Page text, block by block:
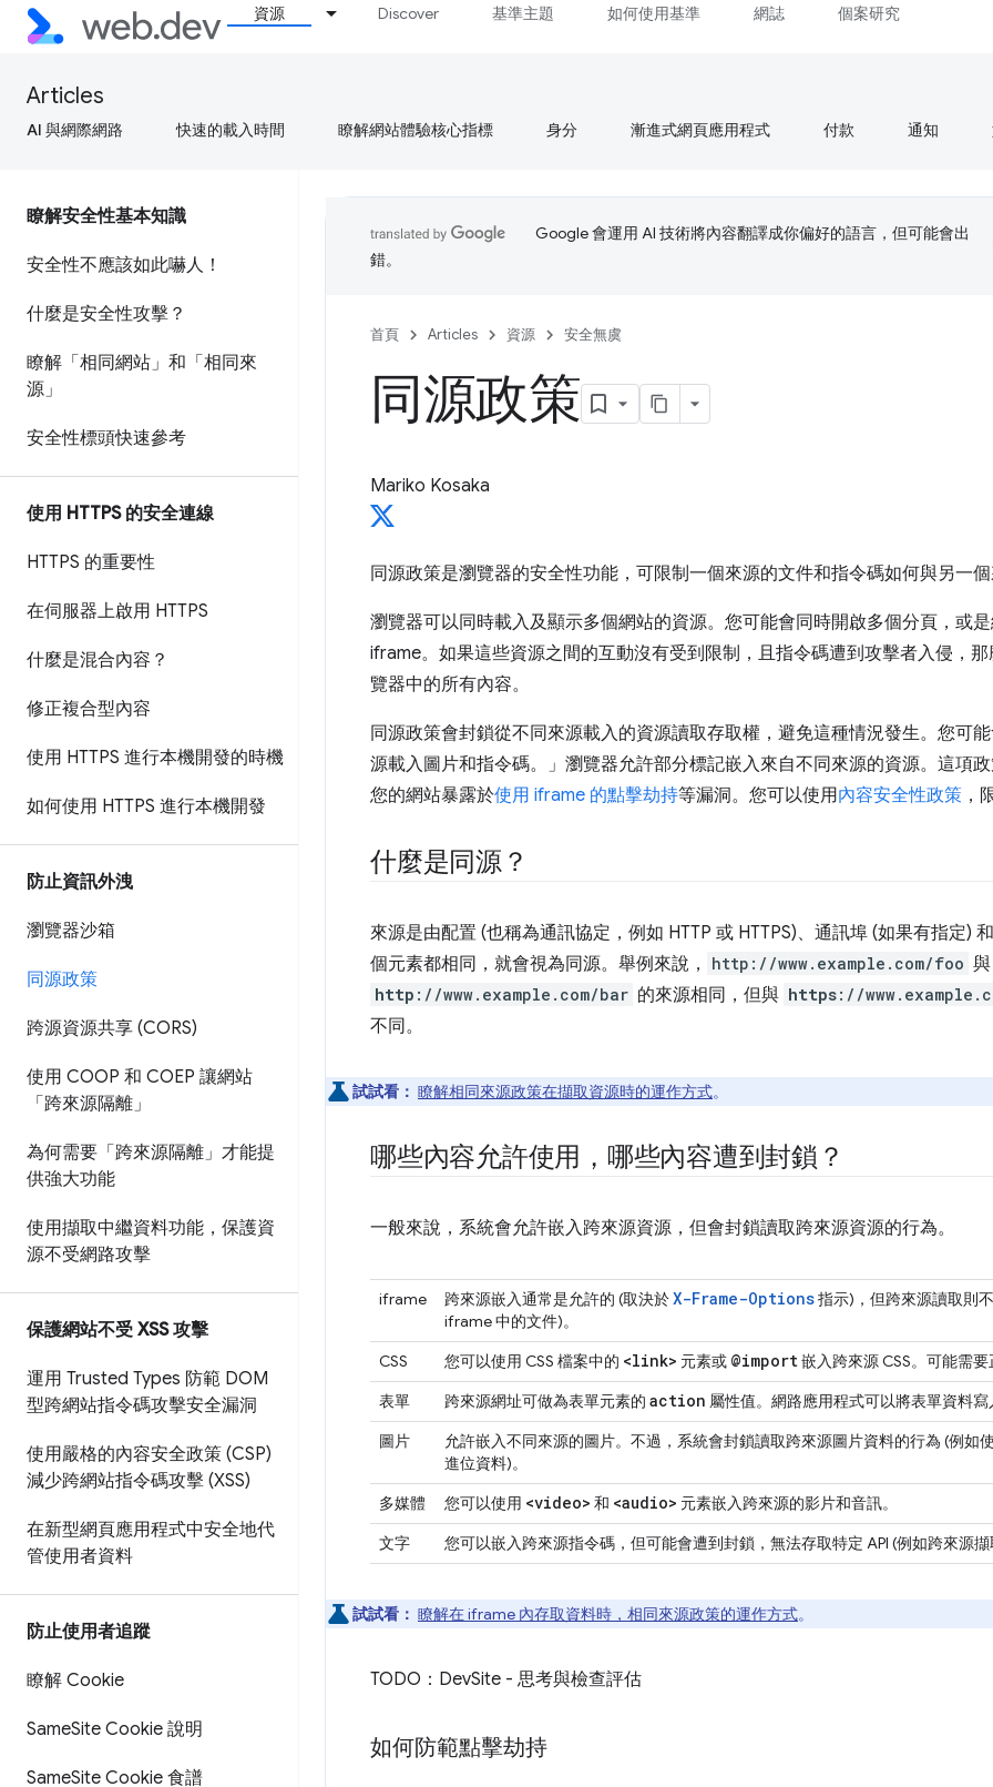
資源 Discover 基準主題 如何使用基準 網誌 個案研究
Articles
AI 與網際網路 快速的載入時間 瞭解網站體驗核心指標 身分 漸進式網頁應用程式 付款 通知
瞭解安全性基本知識
安全性不應該如此嚇人！
什麼是安全性攻擊？
瞭解「相同網站」和「相同來
源」
安全性標頭快速參考
使用 HTTPS 的安全連線
HTTPS 的重要性
在伺服器上啟用 HTTPS
什麼是混合內容？
修正複合型內容
使用 HTTPS 進行本機開發的時機
如何使用 HTTPS 進行本機開發
防止資訊外洩
瀏覽器沙箱
同源政策
跨源資源共享 (CORS)
使用 COOP 和 COEP 讓網站
「跨來源隔離」
為何需要「跨來源隔離」才能提
供強大功能
使用擷取中繼資料功能，保護資
源不受網路攻擊
保護網站不受 XSS 攻擊
運用 Trusted Types 防範 DOM
型跨網站指令碼攻擊安全漏洞
使用嚴格的內容安全政策 (CSP)
減少跨網站指令碼攻擊 (XSS)
在新型網頁應用程式中安全地代
管使用者資料
防止使用者追蹤
瞭解 Cookie
SameSite Cookie 說明
SameSite Cookie 食譜
Google 會運用 AI 技術將內容翻譯成你偏好的語言，但可能會出
錯。
首頁 Articles 資源 安全無虞
同源政策
Mariko Kosaka
同源政策是瀏覽器的安全性功能，可限制一個來源的文件和指令碼如何與另一個
瀏覽器可以同時載入及顯示多個網站的資源。您可能會同時開啟多個分頁，或
iframe。如果這些資源之間的互動沒有受到限制，且指令碼遭到攻擊者入侵，
覽器中的所有內容。
同源政策會封鎖從不同來源載入的資源讀取存取權，避免這種情況發生。您可
源載入圖片和指令碼。」瀏覽器允許部分標記嵌入來自不同來源的資源。這項
您的網站暴露於使用 iframe 的點擊劫持等漏洞。您可以使用內容安全性政策 ，
什麼是同源？
來源是由配置 (也稱為通訊協定，例如 HTTP 或 HTTPS)、通訊埠 (如果有指定)
個元素都相同，就會視為同源。舉例來說，
http://www.example.com/foo 與
http ://www.example.com/bar 的來源相同，但與 https://
不同。
試試看： 瞭解相同來源政策在擷取資源時的運作方式。
哪些內容允許使用，哪些內容遭到封鎖？
一般來說，系統會允許嵌入跨來源資源，但會封鎖讀取跨來源資源的行為。
iframe 跨來源嵌入通常是允許的 (取決於X-Frame-Options指示)，但跨來源讀取則
iframe 中的文件)。
CSS
您可以使用 CSS 檔案中的 <link> 元素或 @import嵌入跨來源 CSS。可能需要
表單
跨來源網址可做為表單元素的 action 屬性值。網路應用程式可以將表單資料寫
圖片
允許嵌入不同來源的圖片。不過，系統會封鎖讀取跨來源圖片資料的行為 (例如
進位資料)。
多媒體
您可以使用 <video> 和 <audio> 元素嵌入跨來源的影片和音訊。
文字
您可以嵌入跨來源指令碼，但可能會遭到封鎖，無法存取特定 API (例如跨來源擷
試試看： 瞭解在 iframe 內存取資料時，相同來源政策的運作方式。
TODO：DevSite - 思考與檢查評估
如何防範點擊劫持